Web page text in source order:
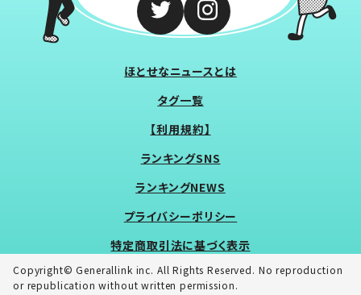
ほとせなニュースとは
タグ一覧
【利用規約】
ランキングSNS
ランキングNEWS
プライバシーポリシー
特定商取引法に基づく表示
Copyright© Generallink inc. All Rights Reserved. No reproduction
or republication without written permission.